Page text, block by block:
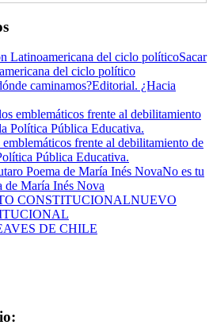
Sacar
del ciclo político
Editorial. ¿Hacia
frente al debilitamiento de
Pública Educativa.
No es tu
de María Inés Nova
NUEVO
AVES DE CHILE